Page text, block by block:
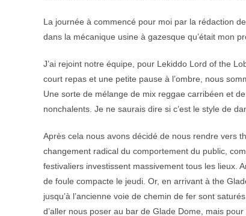
La journée à commencé pour moi par la rédaction
dans la mécanique usine à gazesque qu’était mon
J’ai rejoint notre équipe, pour Lekiddo Lord of the
court repas et une petite pause à l’ombre, nous
Une sorte de mélange de mix reggae carribéen et
nonchalents. Je ne saurais dire si c’est le style de
Après cela nous avons décidé de nous rendre vers
changement radical du comportement du public,
festivaliers investissent massivement tous les lieux.
de foule compacte le jeudi. Or, en arrivant à the
jusqu’à l’ancienne voie de chemin de fer sont
d’aller nous poser au bar de Glade Dome, mais